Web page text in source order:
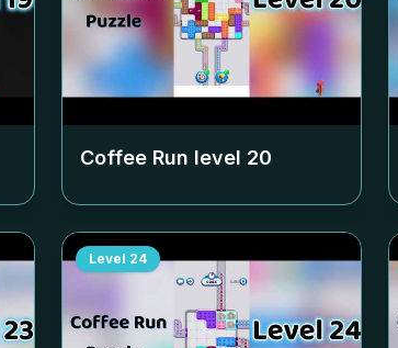
Coffee Run level 20
Level 24